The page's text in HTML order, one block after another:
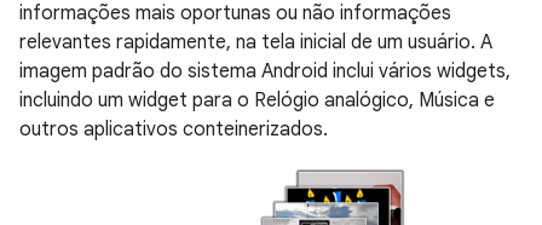
informações mais oportunas ou não informações
relevantes rapidamente, na tela inicial de um usuário. A
imagem padrão do sistema Android inclui vários widgets,
incluindo um widget para o Relógio analógico, Música e
outros aplicativos conteinerizados.